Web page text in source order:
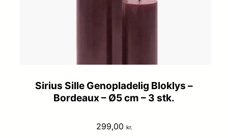
Sirius Sille Genopladelig Bloklys –
Bordeaux – Ø5 cm – 3 stk.
299,00 kr.